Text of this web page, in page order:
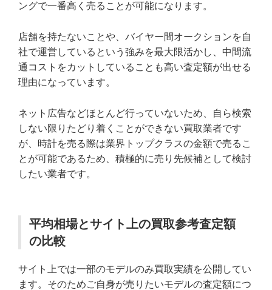
ングで一番高く売ることが可能になります。
店舗を持たないことや、バイヤー間オークションを自
社で運営しているという強みを最大限活かし、中間流
通コストをカットしていることも高い査定額が出せる
理由になっています。
ネット広告などほとんど行っていないため、自ら検索
しない限りたどり着くことができない買取業者です
が、時計を売る際は業界トップクラスの金額で売るこ
とが可能であるため、積極的に売り先候補として検討
したい業者です。
平均相場とサイト上の買取参考査定額
の比較
サイト上では一部のモデルのみ買取実績を公開してい
ます。そのためご自身が売りたいモデルの査定額につ